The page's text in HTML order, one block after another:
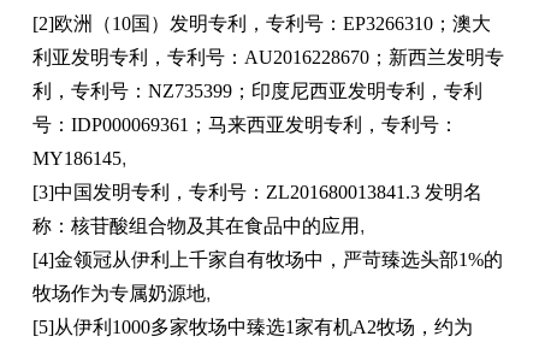
[2]欧洲（10国）发明专利，专利号：EP3266310；澳大
利亚发明专利，专利号：AU2016228670；新西兰发明专
利，专利号：NZ735399；印度尼西亚发明专利，专利
号：IDP000069361；马来西亚发明专利，专利号：
MY186145,
[3]中国发明专利，专利号：ZL201680013841.3 发明名
称：核苷酸组合物及其在食品中的应用 ,
[4]金领冠从伊利上千家自有牧场中，严苛臻选头部1%的
牧场作为专属奶源地,
[5]从伊利1000多家牧场中臻选1家有机A2牧场，约为